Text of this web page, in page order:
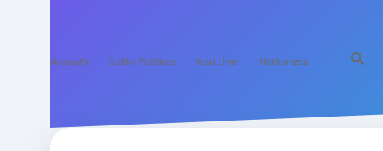
Anasayfa Gizlilik Politikası Yasal Uyarı Hakkımızda